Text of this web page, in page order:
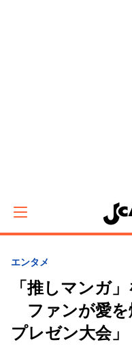
エンタメ
「推しマンガ
ファンが愛を
プレゼン大会」